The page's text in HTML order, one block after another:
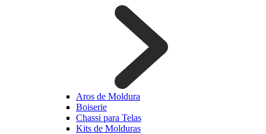
Aros de Moldura
Boiserie
Chassi para Telas
Kits de Molduras